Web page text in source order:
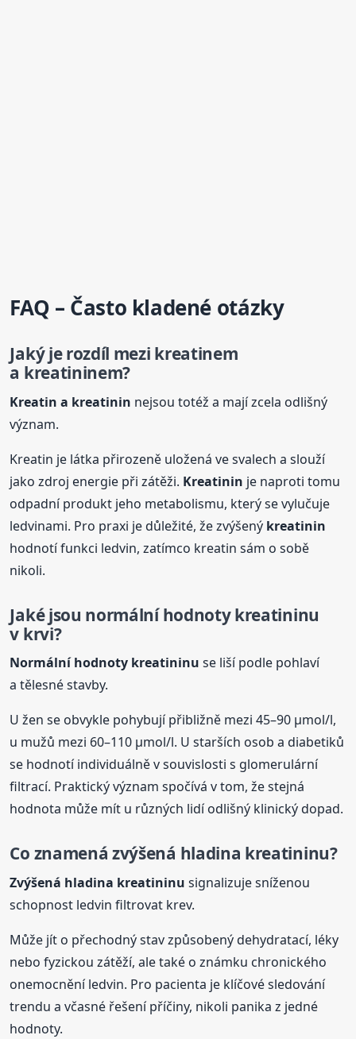
FAQ – Často kladené otázky
Jaký je rozdíl mezi kreatinem
a kreatininem?
Kreatin a kreatinin nejsou totéž a mají zcela odlišný
význam.
Kreatin je látka přirozeně uložená ve svalech a slouží
jako zdroj energie při zátěži. Kreatinin je naproti tomu
odpadní produkt jeho metabolismu, který se vylučuje
ledvinami. Pro praxi je důležité, že zvýšený kreatinin
hodnotí funkci ledvin, zatímco kreatin sám o sobě
nikoli.
Jaké jsou normální hodnotykreatininu
v krvi?
Normální hodnoty kreatininu se liší podle pohlaví
a tělesné stavby.
U žen se obvykle pohybují přibližně mezi 45–90 µmol/l,
u mužů mezi 60–110 µmol/l. U starších osob a diabetiků
se hodnotí individuálně v souvislosti s glomerulární
filtrací. Praktický význam spočívá v tom, že stejná
hodnota může mít u různých lidí odlišný klinický dopad.
Co znamená zvýšená hladina kreatininu?
Zvýšená hladina kreatininu signalizuje sníženou
schopnost ledvin filtrovat krev.
Může jít o přechodný stav způsobený dehydratací, léky
nebo fyzickou zátěží, ale také o známku chronického
onemocnění ledvin. Pro pacienta je klíčové sledování
trendu a včasné řešení příčiny, nikoli panika z jedné
hodnoty.